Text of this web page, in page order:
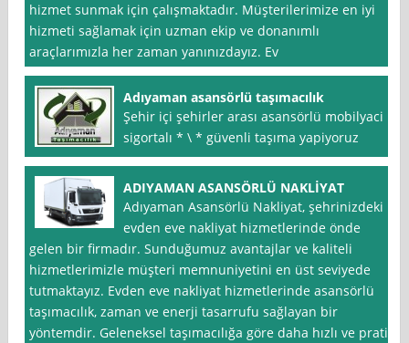
hizmet sunmak için çalışmaktadır. Müşterilerimize en iyi
hizmeti sağlamak için uzman ekip ve donanımlı
araçlarımızla her zaman yanınızdayız. Ev
Adıyaman asansörlü taşımacılık
Şehir içi şehirler arası asansörlü mobilyaci
sigortalı * \ * güvenli taşıma yapiyoruz
ADIYAMAN ASANSÖRLÜ NAKLİYAT
Adıyaman Asansörlü Nakliyat, şehrinizdeki
evden eve nakliyat hizmetlerinde önde
gelen bir firmadır. Sunduğumuz avantajlar ve kaliteli
hizmetlerimizle müşteri memnuniyetini en üst seviyede
tutmaktayız. Evden eve nakliyat hizmetlerinde asansörlü
taşımacılık, zaman ve enerji tasarrufu sağlayan bir
yöntemdir. Geleneksel taşımacılığa göre daha hızlı ve pratik